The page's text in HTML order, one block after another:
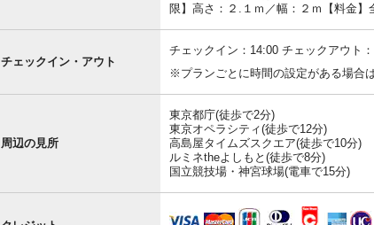
限】高さ：２.１ｍ／幅：２ｍ【料金
チェックイン・アウト
チェックイン：14:00 チェックアウト
※プランごとに時間の設定がある場合
周辺の見所
東京都庁(徒歩で2分)
東京オペラシティ(徒歩で12分)
高島屋タイムズスクエア(徒歩で10分)
ルミネtheよしもと(徒歩で8分)
国立競技場・神宮球場(電車で15分)